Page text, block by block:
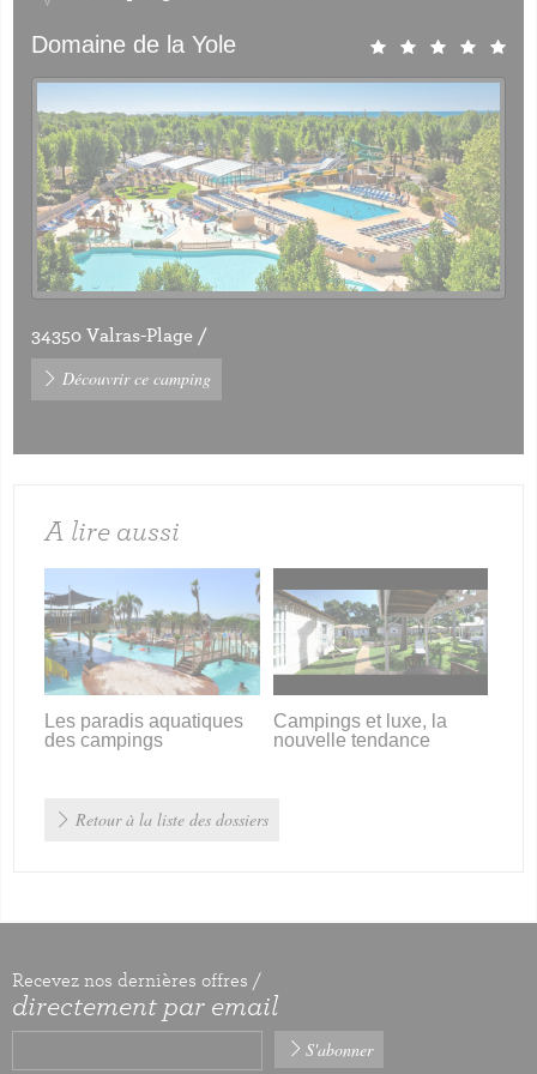
Domaine de la Yole
34350 Valras-Plage /
Découvrir ce camping
A lire aussi
Les paradis aquatiques
des campings
Campings et luxe, la
nouvelle tendance
Retour à la liste des dossiers
Recevez nos dernières offres /
directement par email